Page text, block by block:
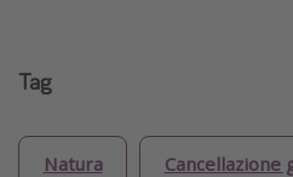
Tag
Natura Cancellazione